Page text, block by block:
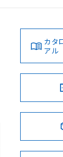
カタ
アル